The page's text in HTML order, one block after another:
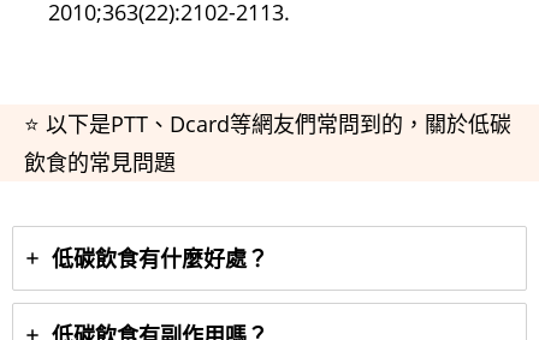
2010;363(22):2102-2113.
⭐ 以下是PTT、Dcard等網友們常問到的，關於低碳
飲食的常見問題
低碳飲食有什麼好處？